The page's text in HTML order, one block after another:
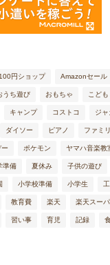
100円ショップ Amazonセール
うち遊び おもちゃ こども
キャンプ コストコ ジ
ダイソー ピアノ ファミ
ポケモン ヤマハ音楽教
準備 夏休み 子供の遊び
小学校準備 小学生
教育費 楽天 楽天スー
習い事 育児 記録